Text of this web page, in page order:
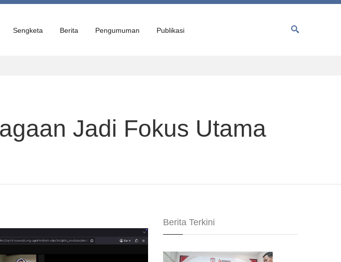
Sengketa Berita Pengumuman Publikasi
Jadi Fokus Utama
Berita Terkini